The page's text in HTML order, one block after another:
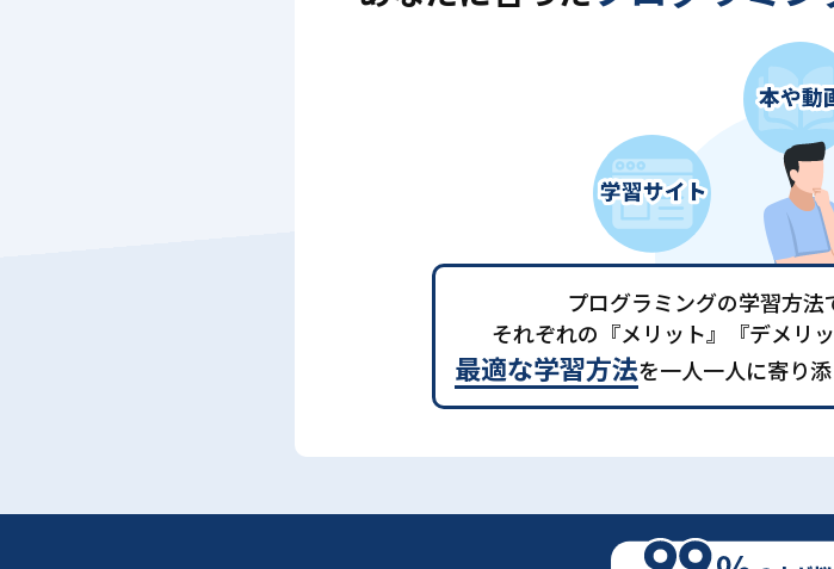
プログラミングの学習方法
それぞれの『メリット』『デメリ
最適な学習方法を一人一人に寄り